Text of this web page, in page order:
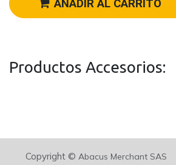
AÑADIR AL CARRITO
Productos Accesorios:
Copyright ©Abacus Merchant SAS